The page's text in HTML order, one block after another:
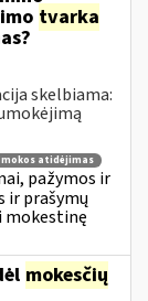
tvarka
skelbiama:
atidėjimas
pažymos ir
ir prašymų
mokestinę
mokesčių